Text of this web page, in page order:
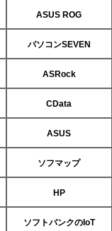
ASUS ROG
パソコンSEVEN
ASRock
CData
ASUS
ソフマップ
HP
ソフトバンクのIoT